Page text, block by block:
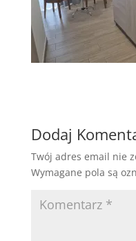
Dodaj
Twój adres email nie
Wymagane pola są